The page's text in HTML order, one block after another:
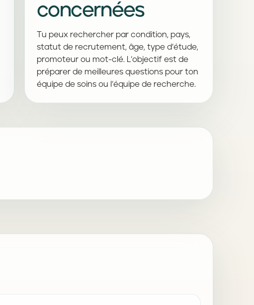
concernées
Tu peux rechercher par condition, pays,
statut de recrutement, âge, type d’étude,
promoteur ou mot-clé. L’objectif est de
préparer de meilleures questions pour ton
équipe de soins ou l’équipe de recherche.